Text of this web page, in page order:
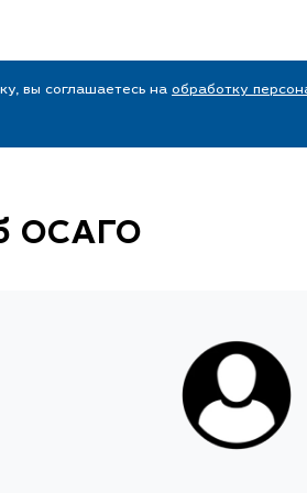
вы соглашаетесь на обработку
ОСАГО